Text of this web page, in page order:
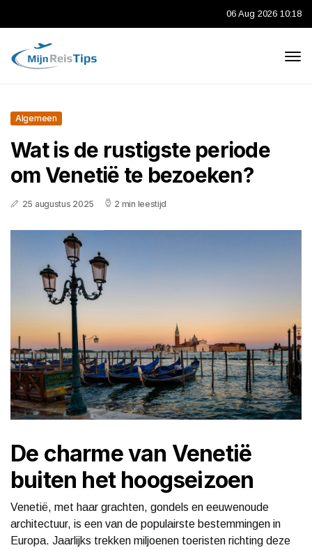
06 Aug 2026 10:18
Algemeen
Wat is de rustigste periode
om Venetië te bezoeken?
25 augustus 2025 2 min leestijd
De charme van Venetië
buiten het hoogseizoen
Venetië, met haar grachten, gondels en eeuwenoude
architectuur, is een van de populairste bestemmingen in
Europa. Jaarlijks trekken miljoenen toeristen richting deze